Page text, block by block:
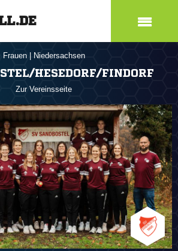
Frauen Niedersachsen
HESEDORF/FINDORF
Zur Vereinsseite